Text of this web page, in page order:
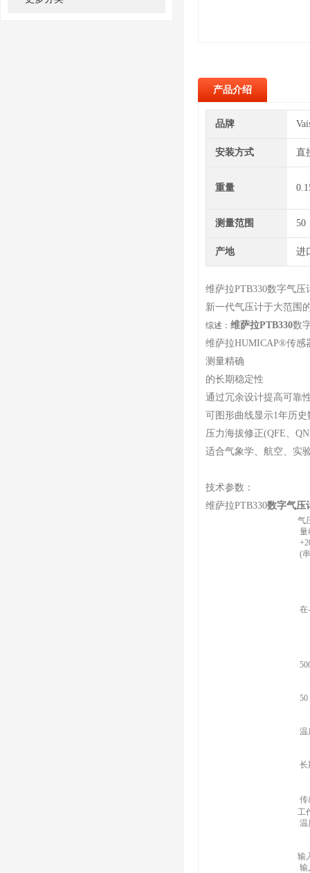
产品介绍
品牌
安装方式 直
重量
测量范围 50
产地 进
维萨拉PTB330数字气
新一代气压计于大范围
综述： 维萨拉PTB330数
维萨拉HUMICAP®传感
测量精确
的长期稳定性
通过冗余设计提高可靠
可图形曲线显示1年历史
压力海拔修正(QFE、
适合气象学、航空、实
技术参数：
维萨拉PTB330数字气压
气
量
(
在
温
长
传
工
温
输
输